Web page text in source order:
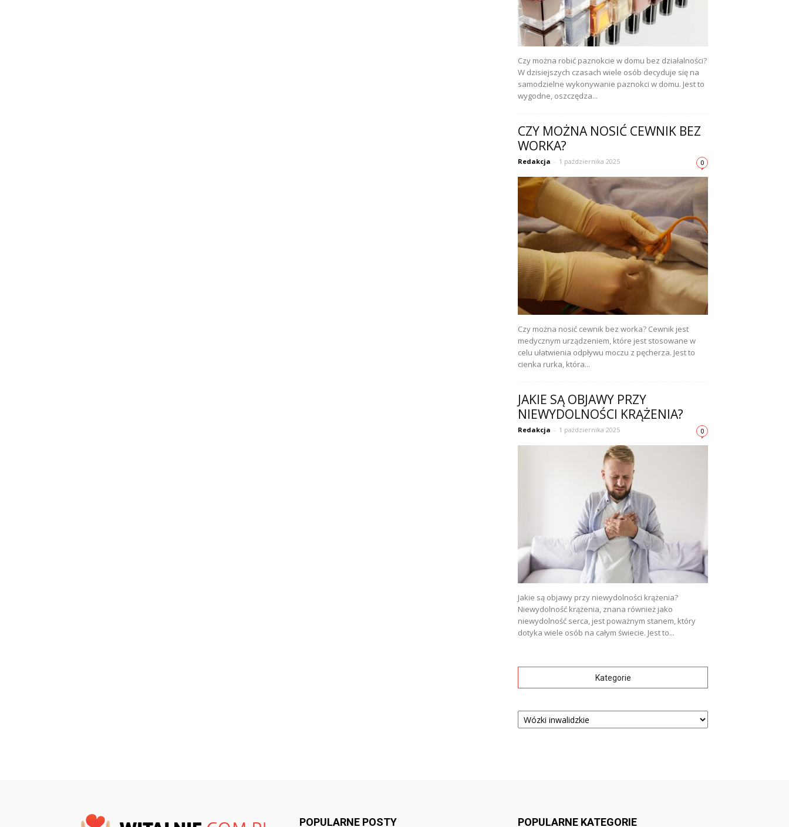
Czy można robić paznokcie w domu bez działalności?
W dzisiejszych czasach wiele osób decyduje się na
samodzielne wykonywanie paznokci w domu. Jest to
wygodne, oszczędza...
CZY MOŻNA NOSIĆ CEWNIK BEZ
WORKA?
Redakcja - 1 października 2025 0
Czy można nosić cewnik bez worka? Cewnik jest
medycznym urządzeniem, które jest stosowane w
celu ułatwienia odpływu moczu z pęcherza. Jest to
cienka rurka, która...
JAKIE SĄ OBJAWY PRZY
NIEWYDOLNOŚCI KRĄŻENIA?
Redakcja - 1 października 2025 0
Jakie są objawy przy niewydolności krążenia?
Niewydolność krążenia, znana również jako
niewydolność serca, jest poważnym stanem, który
dotyka wiele osób na całym świecie. Jest to...
Kategorie
Kategorie
POPULARNE POSTY POPULARNE KATEGORIE